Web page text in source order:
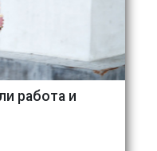
работа и